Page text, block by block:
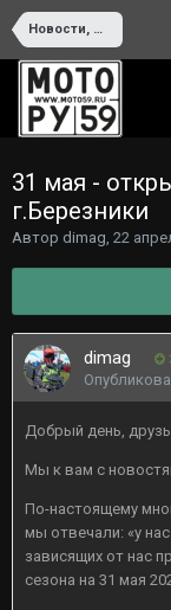
Новости, мероприятия и тусовки
31 мая -
г.Березники
Автор dimag, 22
dimag
Добрый день,
Мы к вам с
По-настоящему
мы отвечали: «у
зависящих от нас
сезона на 31 мая